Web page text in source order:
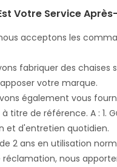
Votre Service
acceptons les
fabriquer des chaises
votre marque.
également vous
titre de référence. A : 1.
et d'entretien quotidien.
2 ans en utilisation
réclamation, nous